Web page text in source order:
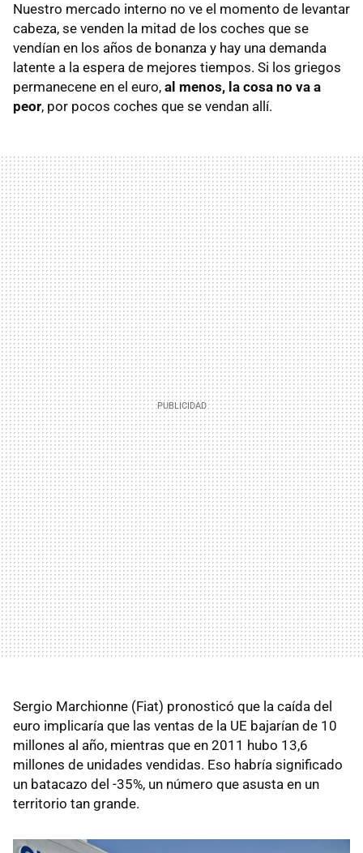
Nuestro mercado interno no ve el momento de levantar
cabeza, se venden la mitad de los coches que se
vendían en los años de bonanza y hay una demanda
latente a la espera de mejores tiempos. Si los griegos
permanecene en el euro, al menos, la cosa no va a
peor, por pocos coches que se vendan allí.
Sergio Marchionne (Fiat) pronosticó que la caída del
euro implicaría que las ventas de la UE bajarían de 10
millones al año, mientras que en 2011 hubo 13,6
millones de unidades vendidas. Eso habría significado
un batacazo del -35%, un número que asusta en un
territorio tan grande.